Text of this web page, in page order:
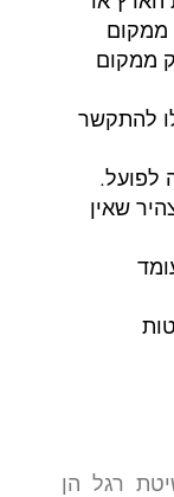
ממקום
ממקום
להתקשר
לפועל.
שאין
רגל הן